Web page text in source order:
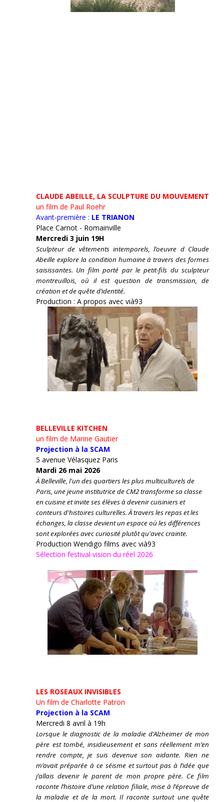
CLAUDE ABEILLE, LA SCULPTURE DU MOUVEMENT
un film de Paul Roehr
Avant-première : LE TRIANON
Place Carnot - Romainville
Mercredi 3 juin 19H
Sculpteur de vêtements intemporels, l’oeuvre d Claude
Abeille explore la condition humaine à travers des formes
saisissantes. Un film porté par le petit-fils du sculpteur
montreuillois, où il est question de transmission, de
création et de quête d’identité.
Production : A propos avec vià93
BELLEVILLE KITCHEN
un film de Marine Gautier
Projection à la SCAM
5 avenue Vélasquez Paris
Mardi 26 mai 2026
À Belleville, l'un des quartiers les plus multiculturels de
Paris, une jeune institutrice de CM2 transforme sa classe
en cuisine et invite ses élèves à devenir cuisiniers et
conteurs d'histoires culturelles. À travers les repas et les
échanges, la classe devient un espace où les différences
sont explorées avec curiosité plutôt qu'avec crainte.
Production Wendigo films avec vià93
Sélection festival vision du réel 2026
LES ROSEAUX INVISIBLES
Un film de Charlotte Patron
Projection à la SCAM
Mercredi 8 avril à 19h
Lorsque le diagnostic de la maladie d’Alzheimer de mon
père est tombé, insidieusement et sans réellement m’en
rendre compte, je suis devenue son aidante. Rien ne
m’avait préparée à ce séisme et surtout pas à l’idée que
j’allais devenir le parent de mon propre père. Ce film
raconte l’histoire d’une relation filiale, mise à l’épreuve de
la maladie et de la mort. Il raconte surtout une quête